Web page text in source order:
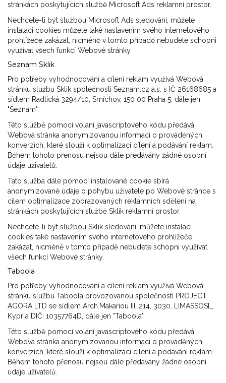
stránkách poskytujících službě Microsoft Ads reklamní prostor.
Nechcete-li být službou Microsoft Ads sledováni, můžete
instalaci cookies můžete také nastavením svého internetového
prohlížeče zakázat, nicméně v tomto případě nebudete schopni
využívat všech funkcí Webové stránky.
Seznam Sklik
Pro potřeby vyhodnocování a cílení reklam využívá Webová
stránku službu Sklik společnosti Seznam.cz a.s. s IČ 26168685 a
sídlem Radlická 3294/10, Smíchov, 150 00 Praha 5, dále jen
"Seznam".
Této službě pomocí volání javascriptového kódu předává
Webová stránka anonymizovanou informaci o prováděných
konverzích, které slouží k optimalizaci cílení a podávání reklam.
Během tohoto přenosu nejsou dále předávány žádné osobní
údaje uživatelů.
Tato služba dále pomocí instalované cookie sbírá
anonymizované údaje o pohybu uživatele po Webové stránce s
cílem optimalizace zobrazovaných reklamních sdělení na
stránkách poskytujících službě Sklik reklamní prostor.
Nechcete-li být službou Sklik sledováni, můžete instalaci
cookies také nastavením svého internetového prohlížeče
zakázat, nicméně v tomto případě nebudete schopni využívat
všech funkcí Webové stránky.
Taboola
Pro potřeby vyhodnocování a cílení reklam využívá Webová
stránku službu Taboola provozovanou společností PROJECT
AGORA LTD se sídlem Arch.Makariou III, 214, 3030, LIMASSOSL,
Kypr a DIČ: 10357764D, dále jen "Taboola".
Této službě pomocí volání javascriptového kódu předává
Webová stránka anonymizovanou informaci o prováděných
konverzích, které slouží k optimalizaci cílení a podávání reklam.
Během tohoto přenosu nejsou dále předávány žádné osobní
údaje uživatelů.